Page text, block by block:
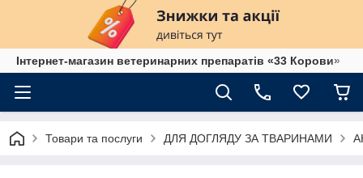
Інтернет-магазин ветеринарних препаратів «33 Корови»
Товари та послуги ДЛЯ ДОГЛЯДУ ЗА ТВАРИНАМИ